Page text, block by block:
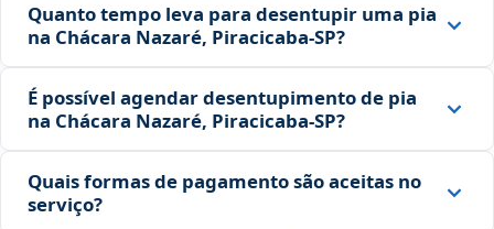
Quanto tempo leva para desentupir uma pia
na Chácara Nazaré, Piracicaba‑SP?
É possível agendar desentupimento de pia
na Chácara Nazaré, Piracicaba‑SP?
Quais formas de pagamento são aceitas no
serviço?